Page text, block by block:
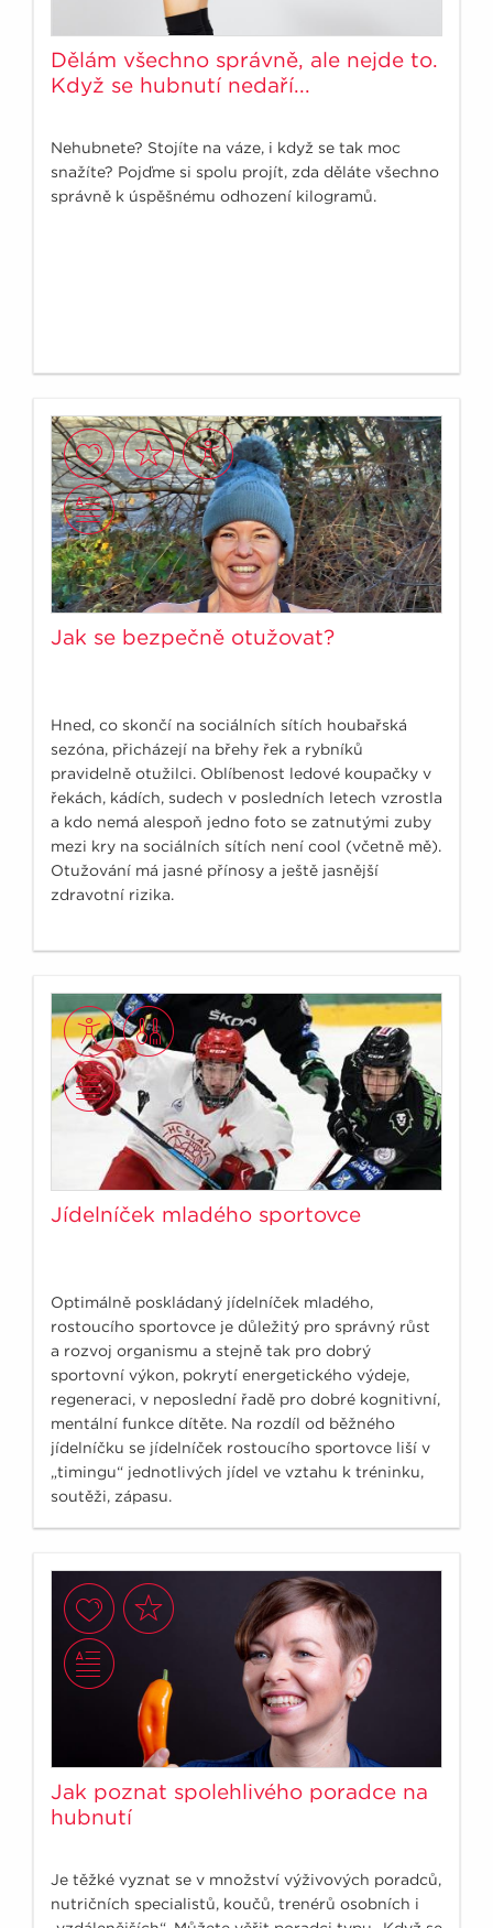
Dělám všechno správně, ale nejde to.
Když se hubnutí nedaří...
Nehubnete? Stojíte na váze, i když se tak moc
snažíte? Pojďme si spolu projít, zda děláte všechno
správně k úspěšnému odhození kilogramů.
Jak se bezpečně otužovat?
Hned, co skončí na sociálních sítích houbařská
sezóna, přicházejí na břehy řek a rybníků
pravidelně otužilci. Oblíbenost ledové koupačky v
řekách, kádích, sudech v posledních letech vzrostla
a kdo nemá alespoň jedno foto se zatnutými zuby
mezi kry na sociálních sítích není cool (včetně mě).
Otužování má jasné přínosy a ještě jasnější
zdravotní rizika.
Jídelníček mladého sportovce
Optimálně poskládaný jídelníček mladého,
rostoucího sportovce je důležitý pro správný růst
a rozvoj organismu a stejně tak pro dobrý
sportovní výkon, pokrytí energetického výdeje,
regeneraci, v neposlední řadě pro dobré kognitivní,
mentální funkce dítěte. Na rozdíl od běžného
jídelníčku se jídelníček rostoucího sportovce liší v
„timingu“ jednotlivých jídel ve vztahu k tréninku,
soutěži, zápasu.
Jak poznat spolehlivého poradce na
hubnutí
Je těžké vyznat se v množství výživových poradců,
nutričních specialistů, koučů, trenérů osobních i